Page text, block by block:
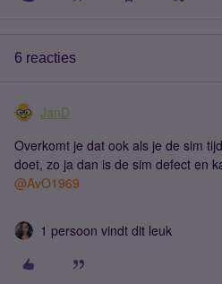
6 reacties
JanD
Overkomt je dat ook als je de sim
doet, zo ja dan is de sim defect en
@AvO1969
1 persoon vindt dit leuk